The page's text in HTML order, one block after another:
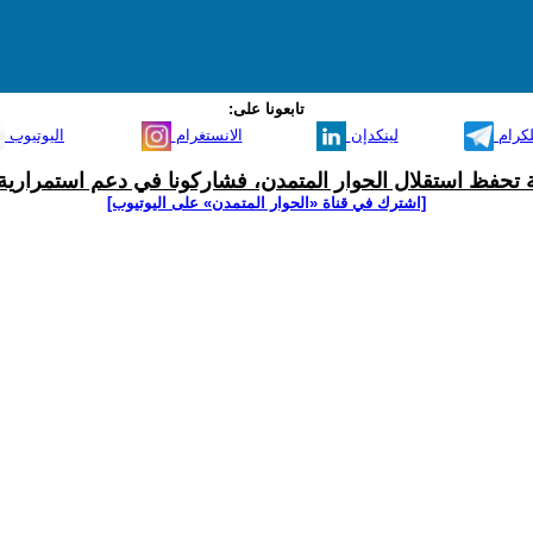
تابعونا على:
اليوتيوب
الانستغرام لينكدإن
تحفظ استقلال الحوار المتمدن، فشاركونا في دعم
[اشترك في قناة ‫«الحوار المتمدن» على اليوتيوب]